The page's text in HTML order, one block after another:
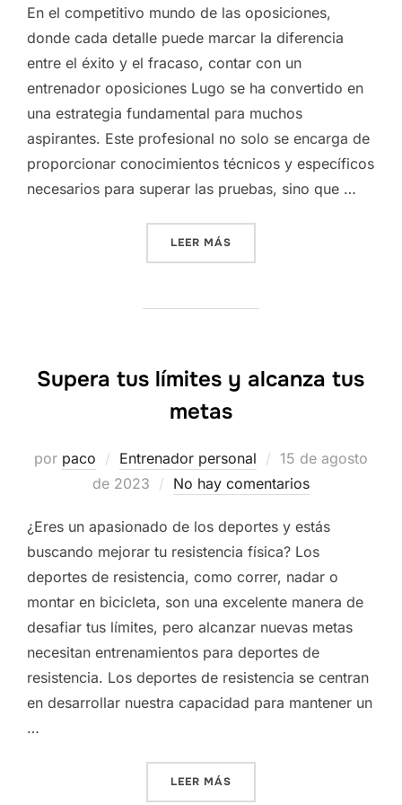
En el competitivo mundo de las oposiciones,
donde cada detalle puede marcar la diferencia
entre el éxito y el fracaso, contar con un
entrenador oposiciones Lugo se ha convertido en
una estrategia fundamental para muchos
aspirantes. Este profesional no solo se encarga de
proporcionar conocimientos técnicos y específicos
necesarios para superar las pruebas, sino que …
LEER MÁS
Supera tus límites y alcanza tus
metas
por paco Entrenador personal
Publicado
el
15 de agosto
de 2023
No hay comentarios
¿Eres un apasionado de los deportes y estás
buscando mejorar tu resistencia física? Los
deportes de resistencia, como correr, nadar o
montar en bicicleta, son una excelente manera de
desafiar tus límites, pero alcanzar nuevas metas
necesitan entrenamientos para deportes de
resistencia. Los deportes de resistencia se centran
en desarrollar nuestra capacidad para mantener un
…
LEER MÁS